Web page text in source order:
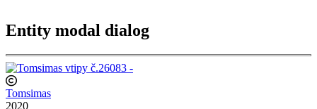
Entity modal dialog
Tomsimas
2020